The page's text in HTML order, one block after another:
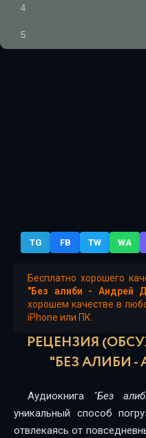
4
5
13
14
15
19
TG FB TW WA
Бесплатно хорошего
"Без алиби - Андрей
хорошем качестве в
iPhone или ПК.
РЕЦЕНЗИЯ
"БЕЗ АЛИБИ
Аудиокнига "Без
уникальный способ
отвлекаясь от